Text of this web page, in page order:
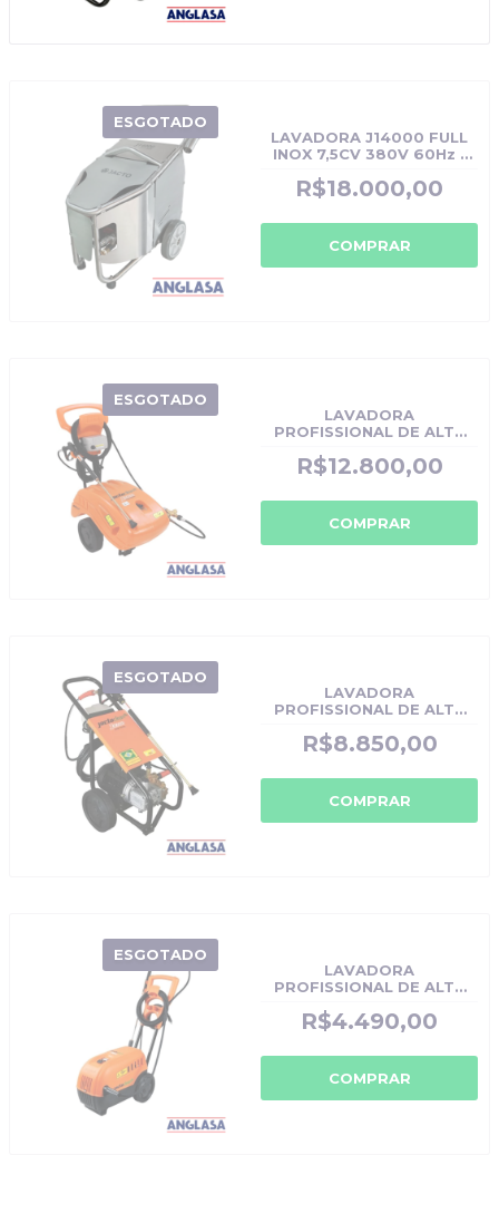
ESGOTADO
LAVADORA J14000 FULL
INOX 7,5CV 380V 60Hz -
J14000
R$18.000,00
COMPRAR
ESGOTADO
LAVADORA
PROFISSIONAL DE ALTA
CLEAN - CÓDIGO
ORIGINAL: J9800
R$12.800,00
COMPRAR
ESGOTADO
LAVADORA
PROFISSIONAL DE ALTA
TRIFÁSICA JACTO CLEAN
- CÓDIGO ORIGINAL:
J8200
R$8.850,00
COMPRAR
ESGOTADO
LAVADORA
PROFISSIONAL DE ALTA
CLEAN - CÓDIGO
ORIGINAL: J7200
R$4.490,00
COMPRAR